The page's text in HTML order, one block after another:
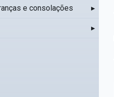
e consolações ▸
▸